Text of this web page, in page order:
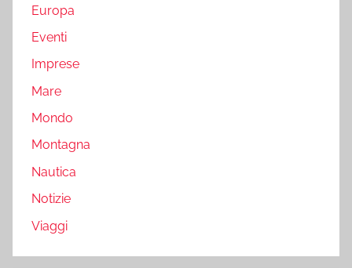
Europa
Eventi
Imprese
Mare
Mondo
Montagna
Nautica
Notizie
Viaggi